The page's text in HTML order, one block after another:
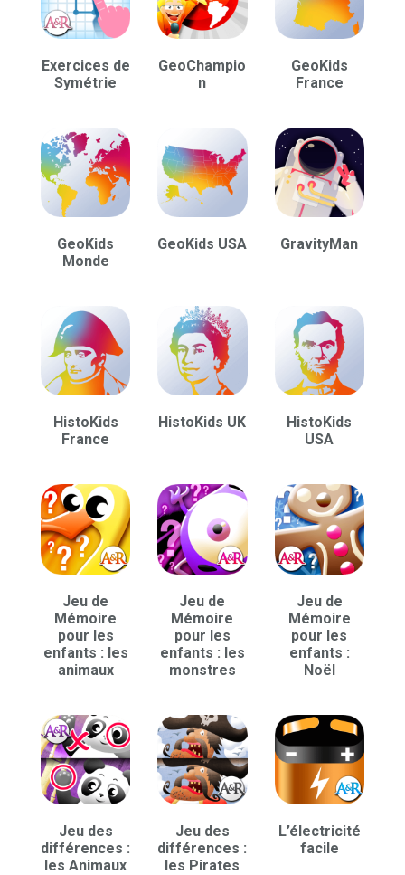
Exercices de
Symétrie
GeoChampio
n
GeoKids
France
GeoKids
Monde
GeoKids USA GravityMan
HistoKids
France
HistoKids UK
HistoKids
USA
Jeu de
Mémoire
pour les
enfants : les
animaux
Jeu de
Mémoire
pour les
enfants : les
monstres
Jeu de
Mémoire
pour les
enfants :
Noël
Jeu des
différences :
les Animaux
Jeu des
différences :
les Pirates
L’électricité
facile